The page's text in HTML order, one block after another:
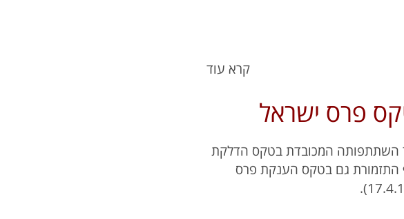
קרא עוד
פרס ישראל
השתתפותה המכובדת בטקס הדלקת
נגנים, תשתתף התזמורת גם בטקס הענקת פרס